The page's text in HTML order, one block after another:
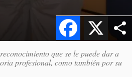
X
Facebook
que se le puede dar a
profesional, como también por su